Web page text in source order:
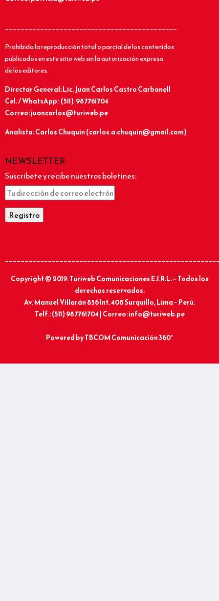
____________________________________________
Prohibida la reproducción total o parcial de los contenidos
publicados en este sitio web sin la autorización expresa
de los editores.
Director General: Lic.Juan Carlos Castro Carbonell
Cel. / WhatsApp: (511) 987761704
Correo: juancarlos@turiweb.pe
Analista: Carlos Chuquín (carlos.a.chuquin@gmail.com)
NEWSLETTER
Suscríbete y recibe nuestros boletines:
Copyright © 2019: Turiweb Comunicaciones E.I.R.L. – Todos los
derechos reservados.
Av. Manuel Villarán 856 Int. 408 Surquillo, Lima – Perú.
Telf.: (511) 987761704 | Correo: info@turiweb.pe
Powered byTBCOM Comunicación 360°